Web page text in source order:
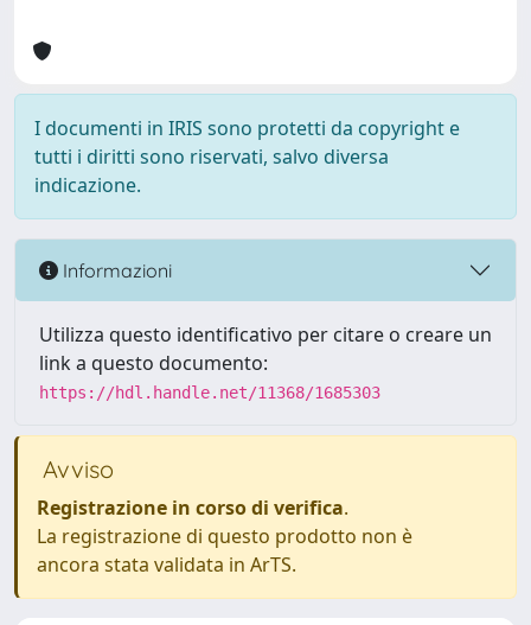
I documenti in IRIS sono protetti da copyright e
tutti i diritti sono riservati, salvo diversa
indicazione.
Informazioni
Utilizza questo identificativo per citare o creare un
link a questo documento:
https://hdl.handle.net/11368/1685303
Avviso
Registrazione in corso di verifica.
La registrazione di questo prodotto non è
ancora stata validata in ArTS.